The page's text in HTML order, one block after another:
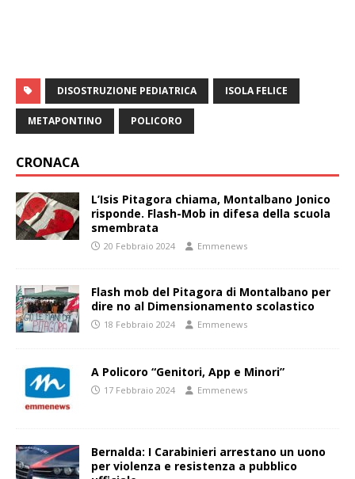
DISOSTRUZIONE PEDIATRICA ISOLA FELICE
METAPONTINO POLICORO
CRONACA
L’Isis Pitagora chiama, Montalbano Jonico
risponde. Flash-Mob in difesa della scuola
smembrata
20 Febbraio 2024 Emmenews
Flash mob del Pitagora di Montalbano per
dire no al Dimensionamento scolastico
18 Febbraio 2024 Emmenews
A Policoro “Genitori, App e Minori”
17 Febbraio 2024 Emmenews
Bernalda: I Carabinieri arrestano un uono
per violenza e resistenza a pubblico